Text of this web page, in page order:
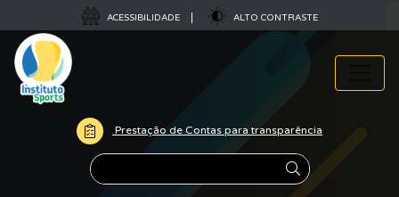
ACESSIBILIDADE ALTO CONTRASTE
Prestação de Contas para transparência
Pesquisar